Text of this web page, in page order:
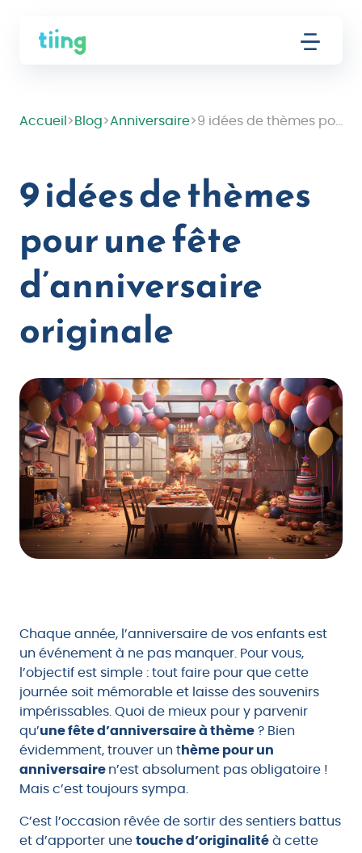
Accueil > Blog>Anniversaire>
9 idées de thèmes
pour une fête
d’anniversaire
originale
Chaque année, l’anniversaire de vos enfants est
un événement à ne pas manquer. Pour vous,
l’objectif est simple : tout faire pour que cette
journée soit mémorable et laisse des souvenirs
impérissables. Quoi de mieux pour y parvenir
qu’une fête d’anniversaire à thème ? Bien
évidemment, trouver un thème pour un
anniversaire n’est absolument pas obligatoire !
Mais c’est toujours sympa.
C’est l’occasion rêvée de sortir des sentiers battus
et d’apporter une touche d’originalité à cette